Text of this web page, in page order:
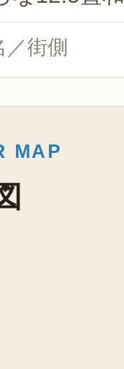
／街側
MAP